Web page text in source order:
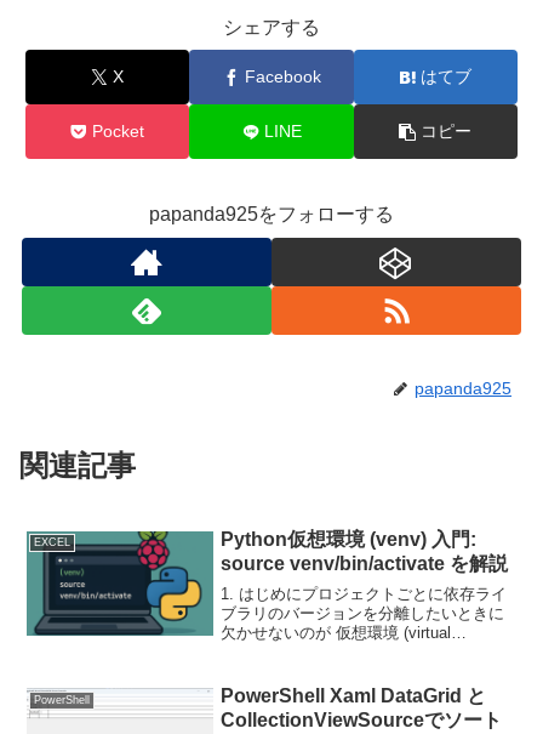
シェアする
X Facebook はてブ
Pocket LINE コピー
papanda925をフォローする
papanda925
関連記事
EXCEL
Python仮想環境 (venv) 入門:
source venv/bin/activate を解説
1. はじめにプロジェクトごとに依存ライ
ブラリのバージョンを分離したいときに
欠かせないのが 仮想環境 (virtual
心に...
PowerShell
PowerShell Xaml DataGrid と
CollectionViewSourceでソート